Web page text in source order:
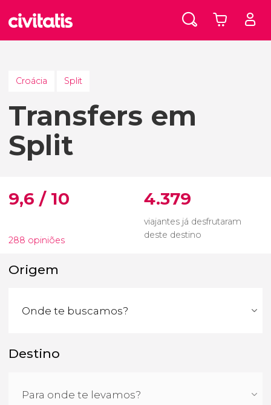
Croácia Split
Transfers em
Split
9,6 / 10
288 opiniões
4.379
viajantes já desfrutaram
deste destino
Origem
Destino